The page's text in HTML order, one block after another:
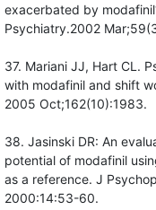
exacerbated by
Psychiatry.2002
37. Mariani JJ, Hart CL.
with modafinil and shift
2005 Oct;162(10):1983.
38. Jasinski DR: An
potential of modafinil
as a reference. J
2000:14:53-60.